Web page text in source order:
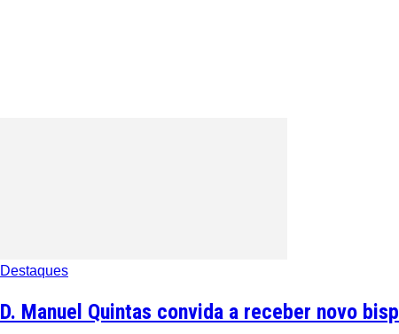
Destaques
D. Manuel Quintas convida a receber novo